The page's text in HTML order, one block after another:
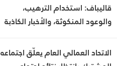
قاليباف: استخدام الترهيب،
والوعود المنكوثة، والأخبار الكاذبة
الاتحاد العمالي العام يعلّق اجتماعه